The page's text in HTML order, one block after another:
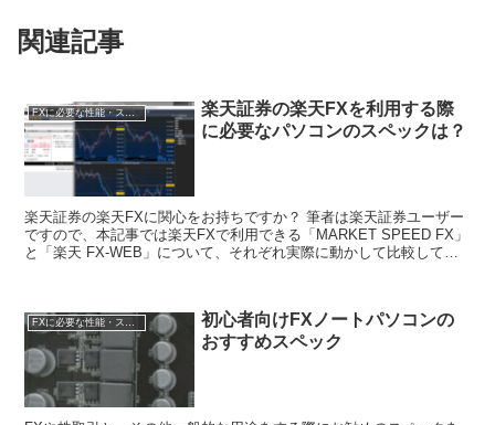
関連記事
FXに必要な性能・スペック
楽天証券の楽天FXを利用する際
に必要なパソコンのスペックは？
楽天証券の楽天FXに関心をお持ちですか？ 筆者は楽天証券ユーザー
ですので、本記事では楽天FXで利用できる「MARKET SPEED FX」
と「楽天 FX-WEB」について、それぞれ実際に動かして比較してみ
FXに必要な性能・スペック
初心者向けFXノートパソコンの
おすすめスペック